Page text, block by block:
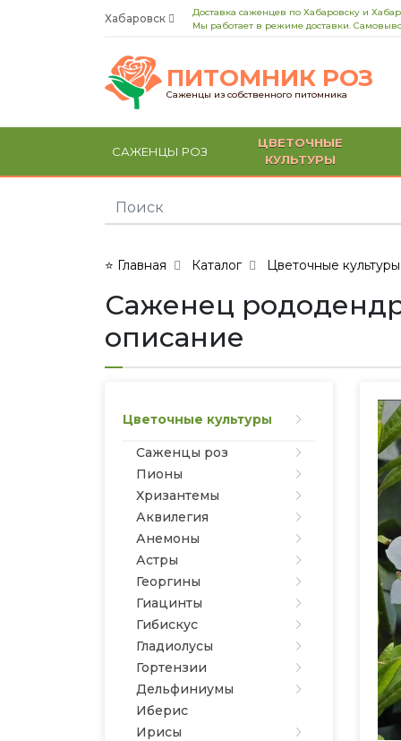
Хабаровск
Доставка саженцев по Хабаровску и
Мы работает в режиме доставки.
ПИТОМНИК РОЗ
Саженцы из собственного питомника
САЖЕНЦЫ РОЗ
ЦВЕТОЧНЫЕ
КУЛЬТУРЫ
⭐ Главная Каталог Цветочные культуры
Саженец
описание
Цветочные культуры
Саженцы роз
Пионы
Хризантемы
Аквилегия
Анемоны
Астры
Георгины
Гиацинты
Гибискус
Гладиолусы
Гортензии
Дельфиниумы
Иберис
Ирисы